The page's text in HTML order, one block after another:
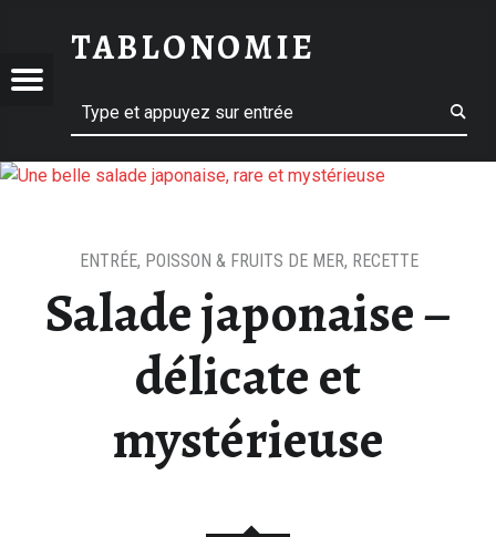
TABLONOMIE
Menu
navigation
Salade japonaise –
délicate et
mystérieuse
ENTRÉE, POISSON & FRUITS DE MER, RECETTE